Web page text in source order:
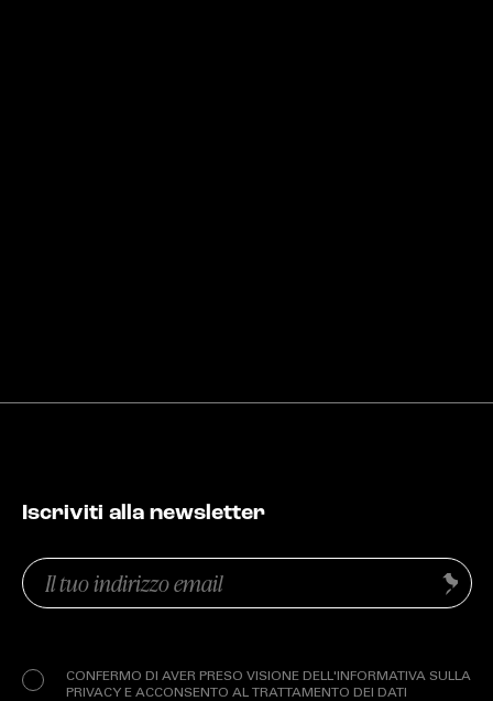
Iscriviti alla newsletter
Email
(Obbligatorio)
CONFERMO DI AVER PRESO VISIONE DELL'INFORMATIVA SULLA
PRIVACY E ACCONSENTO AL TRATTAMENTO DEI DATI
Invia